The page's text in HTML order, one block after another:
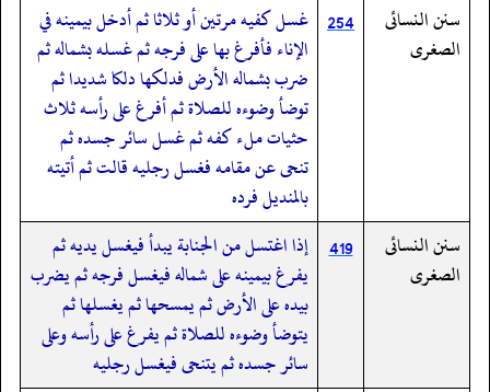
سنن النسائى
الصغرى
254 غسل كفيه مرتين أو ثلاثا ثم أدخل بيمينه في
الإناء فأفرغ بها على فرجه ثم غسله بشماله ثم
ضرب بشماله الأرض فدلكها دلكا شديدا ثم
توضأ وضوءه للصلاة ثم أفرغ على رأسه ثلاث
حثيات ملء كفه ثم غسل سائر جسده ثم
تنحى عن مقامه فغسل رجليه قالت ثم أتيته
بالمنديل فرده
سنن النسائى
الصغرى
419 إذا اغتسل من الجنابة يبدأ فيغسل يديه ثم
يفرغ بيمينه على شماله فيغسل فرجه ثم يضرب
بيده على الأرض ثم يمسحها ثم يغسلها ثم
يتوضأ وضوءه للصلاة ثم يفرغ على رأسه وعلى
سائر جسده ثم يتنحى فيغسل رجليه